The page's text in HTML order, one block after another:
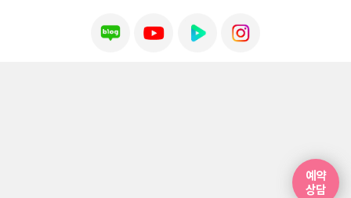
예약
상담